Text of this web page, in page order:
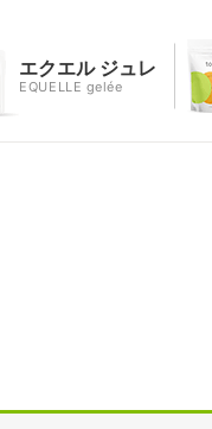
エクエル ジュレ
EQUELLE gelée